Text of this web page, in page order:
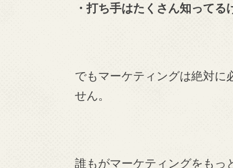
・打ち手はたくさん知って
でもマーケティングは絶対に
せん。
誰もがマーケティングをもっ